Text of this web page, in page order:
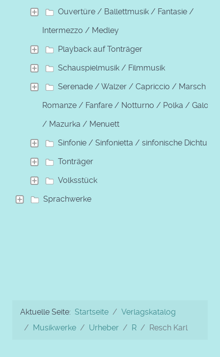
Ouvertüre / Ballettmusik / Fantasie /
Intermezzo / Medley
Playback auf Tonträger
Schauspielmusik / Filmmusik
Serenade / Walzer / Capriccio / Marsch /
Romanze / Fanfare / Notturno / Polka / Galopp
/ Mazurka / Menuett
Sinfonie / Sinfonietta / sinfonische Dichtung
Tonträger
Volksstück
Sprachwerke
Aktuelle Seite: Startseite
Verlagskatalog
Musikwerke
Urheber R Resch Karl